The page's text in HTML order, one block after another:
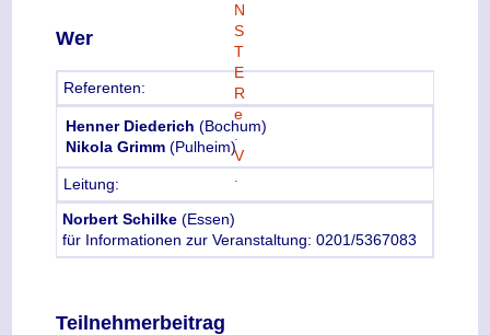
Wer
Referenten:
Henner Diederich (Bochum)
Nikola Grimm (Pulheim)
Leitung:
Norbert Schilke(Essen)
für Informationen zur Veranstaltung: 0201/5367083
Teilnehmerbeitrag